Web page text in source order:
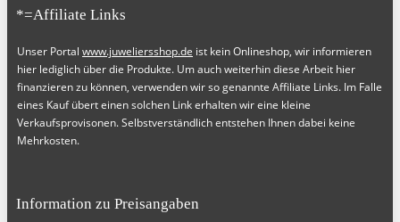
*=Affiliate Links
Unser Portal www.juweliersshop.de ist kein Onlineshop, wir informieren
hier lediglich über die Produkte. Um auch weiterhin diese Arbeit hier
finanzieren zu können, verwenden wir so genannte Affiliate Links. Im Falle
eines Kauf übert einen solchen Link erhalten wir eine kleine
Verkaufsprovisonen. Selbstverständlich entstehen Ihnen dabei keine
Mehrkosten.
Information zu Preisangaben